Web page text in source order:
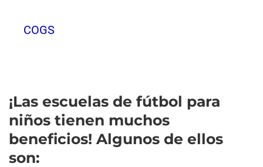
COGS
¡Las escuelas de fútbol para
niños tienen muchos
beneficios! Algunos de ellos
son: